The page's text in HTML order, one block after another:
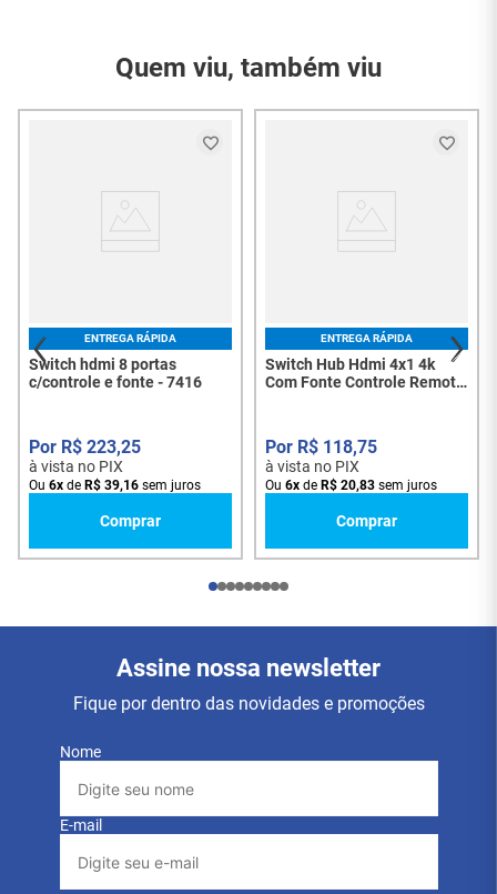
Garantia do
3 Meses
01 Switch HDMI Multi-
Controle Remoto
Quem viu, também viu
ENTREGA RÁPIDA
Switch hdmi 8 portas
c/controle e fonte - 7416
R$ 223,25
à vista no PIX
Ou 6x de R$ 39,16 sem juros
Comprar
ENTREGA RÁPIDA
Switch Hub Hdmi 4x1 4k
Com Fonte Controle Remoto
R$ 118,75
à vista no PIX
Ou 6x de R$ 20,83 sem juros
Comprar
Assine nossa newsletter
Fique por dentro das novidades e promoções
Nome
E-mail